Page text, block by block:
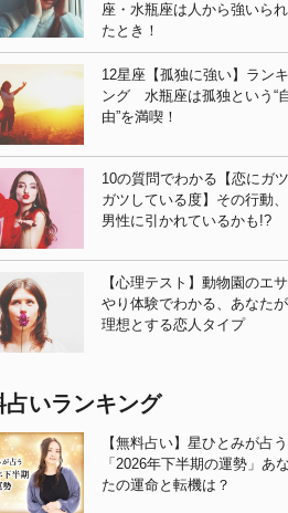
座・水瓶座は人から強いられ
たとき！
12星座【孤独に強い】ランキ
ング 水瓶座は孤独という“
由”を満喫！
10の質問でわかる【恋にガツ
ガツしている度】その行動、
男性に引かれているかも!?
【心理テスト】動物園のエサ
やり体験でわかる、あなたが
理想とする恋人タイプ
占いランキング
【無料占い】星ひとみが占う
「2026年下半期の運勢」あな
たの運命と転機は？